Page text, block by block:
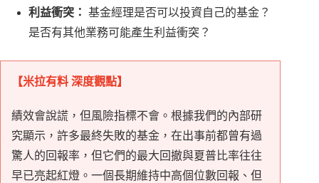
利益衝突： 基金經理是否可以投資自己的基金？
是否有其他業務可能產生利益衝突？
【米拉有料 深度觀點】
績效會說謊，但風險指標不會。根據我們的內部研
究顯示，許多最終失敗的基金，在出事前都曾有過
驚人的回報率，但它們的最大回撤與夏普比率往往
早已亮起紅燈。一個長期維持中高個位數回報、但